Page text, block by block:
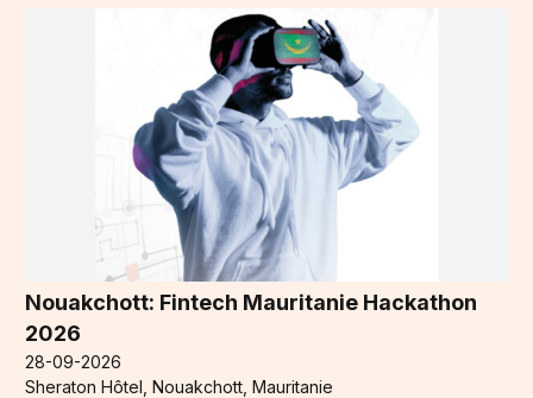
Nouakchott: Fintech Mauritanie Hackathon
2026
28-09-2026
Sheraton Hôtel, Nouakchott, Mauritanie